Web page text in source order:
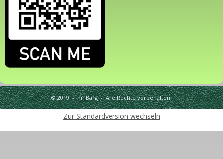
© 2019 - PinBarg - Alle Rechte vorbehalten.
Zur Standardversion wechseln